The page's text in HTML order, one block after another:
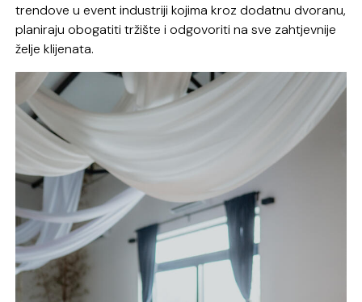
trendove u event industriji kojima kroz dodatnu dvoranu,
planiraju obogatiti tržište i odgovoriti na sve zahtjevnije
želje klijenata.